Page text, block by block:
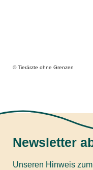
© Tierärzte ohne Grenzen
Newsletter
Unseren Hinweis